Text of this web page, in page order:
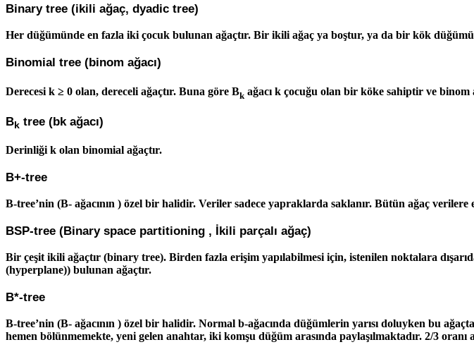
Binary tree (ikili ağaç, dyadic tree)
Her düğümünde en fazla iki çocuk bulunan ağaçtır. Bir ikili ağaç ya boştur, ya da bir kök
Binomial tree (binom ağacı)
Derecesik ≥ 0 olan, dereceli ağaçtır. Buna göre Bk ağacı k çocuğu olan bir köke sahiptir ve binom
Bk tree (bk ağacı)
Derinliği k olan binomial ağaçtır.
B+-tree
B-tree’nin (B- ağacının ) özel bir halidir. Veriler sadece yapraklarda saklanır. Bütün ağaç
BSP-tree (Binary space partitioning , İkili parçalı ağaç)
Bir çeşit ikili ağaçtır (binary tree). Birden fazla erişim yapılabilmesi için, istenilen noktalara
(hyperplane)) bulunan ağaçtır.
B*-tree
B-tree’nin (B- ağacının ) özel bir halidir. Normal b-ağacında düğümlerin yarısı doluyken bu
hemen bölünmemekte, yeni gelen anahtar, iki komşu düğüm arasında paylaşılmaktadır. 2/3